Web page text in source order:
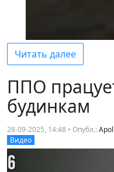
Читать далее
ППО
будинкам
28-09-2025, 14:48 • Опубл.:
Видео